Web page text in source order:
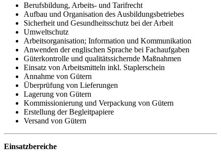
Berufsbildung, Arbeits- und Tarifrecht
Aufbau und Organisation des Ausbildungsbetriebes
Sicherheit und Gesundheitsschutz bei der Arbeit
Umweltschutz
Arbeitsorganisation; Information und Kommunikation
Anwenden der englischen Sprache bei Fachaufgaben
Güterkontrolle und qualitätssichernde Maßnahmen
Einsatz von Arbeitsmitteln inkl. Staplerschein
Annahme von Gütern
Überprüfung von Lieferungen
Lagerung von Gütern
Kommissionierung und Verpackung von Gütern
Erstellung der Begleitpapiere
Versand von Gütern
Einsatzbereiche